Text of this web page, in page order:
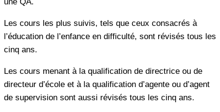
Les cours les plus suivis, tels que ceux consacrés à
l’éducation de l’enfance en difficulté, sont révisés tous les
cinq ans.
Les cours menant à la qualification de directrice ou de
directeur d’école et à la qualification d’agente ou d’agent
de supervision sont aussi révisés tous les cinq ans.